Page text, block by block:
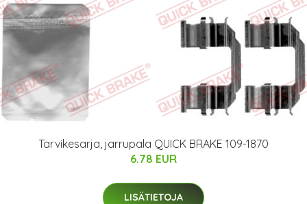
Tarvikesarja, jarrupala QUICK BRAKE 109-1870
6.78 EUR
LISÄTIETOJA